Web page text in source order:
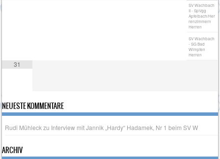
SV Wachbach
II - SpVgg
Apfelbach/Her
renzimmern
Herren
SV Wachbach
- SG Bad
Wimpfen
Herren
31
NEUESTE KOMMENTARE
Rudi Mühleck zu Interview mit Jannik „Hardy“ Hadamek, Nr 1 beim SV W
ARCHIV